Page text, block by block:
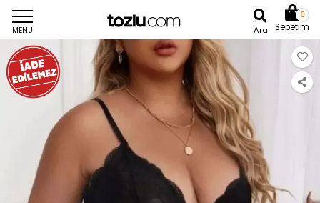
MENU Ara
0
Sepetim